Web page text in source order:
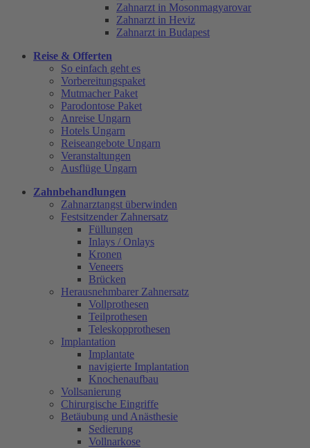
Zahnarzt in Mosonmagyarovar
Zahnarzt in Heviz
Zahnarzt in Budapest
Reise & Offerten
So einfach geht es
Vorbereitungspaket
Mutmacher Paket
Parodontose Paket
Anreise Ungarn
Hotels Ungarn
Reiseangebote Ungarn
Veranstaltungen
Ausflüge Ungarn
Zahnbehandlungen
Zahnarztangst überwinden
Festsitzender Zahnersatz
Füllungen
Inlays / Onlays
Kronen
Veneers
Brücken
Herausnehmbarer Zahnersatz
Vollprothesen
Teilprothesen
Teleskopprothesen
Implantation
Implantate
navigierte Implantation
Knochenaufbau
Vollsanierung
Chirurgische Eingriffe
Betäubung und Anästhesie
Sedierung
Vollnarkose